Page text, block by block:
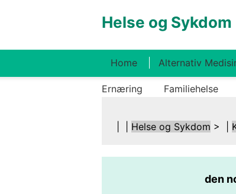
Helse og Sykdom
Home Alternativ
Ernæring Familiehelse
Helse og Sykdom > |
den